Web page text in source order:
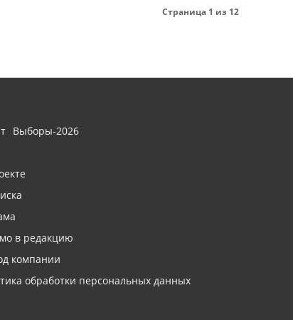
Страница 1 из 12
Выборы-2026
в редакцию
компании
обработки персональных данных